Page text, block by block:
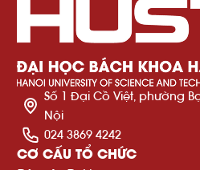
Số 1 Đại Cồ Việt, phường
Nội
024 3869 4242
CƠ CẤU TỔ CHỨC